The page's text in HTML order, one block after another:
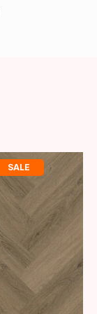
SALE